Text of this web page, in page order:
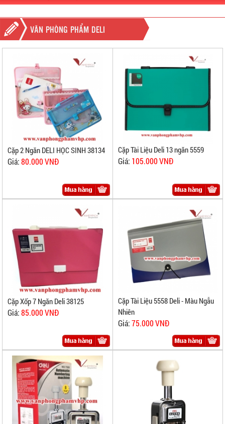
VĂN PHÒNG PHẨM DELI
Cặp 2 Ngăn DELI HỌC SINH 38134
Giá:80.000 VNĐ
Cặp Tài Liệu Deli 13 ngăn 5559
Giá: 105.000 VNĐ
Cặp Xốp 7 Ngăn Deli 38125
Giá:85.000 VNĐ
Cặp Tài Liệu 5558 Deli - Màu Ngẫu
Nhiên
Giá:75.000 VNĐ